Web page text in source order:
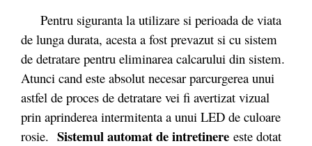
Pentru siguranta la utilizare si perioada de viata
de lunga durata, acesta a fost prevazut si cu sistem
de detratare pentru eliminarea calcarului din sistem.
Atunci cand este absolut necesar parcurgerea unui
astfel de proces de detratare vei fi avertizat vizual
prin aprinderea intermitenta a unui LED de culoare
rosie. Sistemul automat de intretinere este dotat